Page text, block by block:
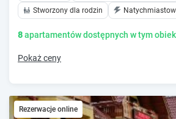
Stworzony dla rodzin
8apartamentów dostępnych w tym
Pokaż ceny
Rezerwacje online